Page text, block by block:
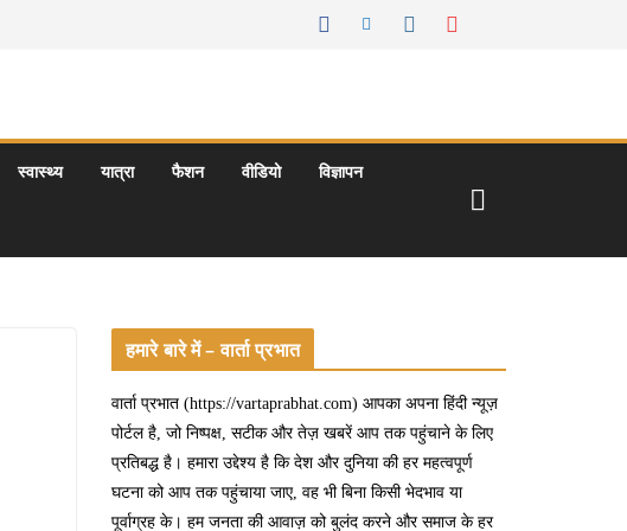
स्वास्थ्य यात्रा फैशन वीडियो विज्ञापन
हमारे बारे में – वार्ता प्रभात
वार्ता प्रभात (https://vartaprabhat.com) आपका अपना हिंदी न्यूज़
पोर्टल है, जो निष्पक्ष, सटीक और तेज़ खबरें आप तक पहुंचाने के लिए
प्रतिबद्ध है। हमारा उद्देश्य है कि देश और दुनिया की हर महत्वपूर्ण
घटना को आप तक पहुंचाया जाए, वह भी बिना किसी भेदभाव या
पूर्वाग्रह के। हम जनता की आवाज़ को बुलंद करने और समाज के हर